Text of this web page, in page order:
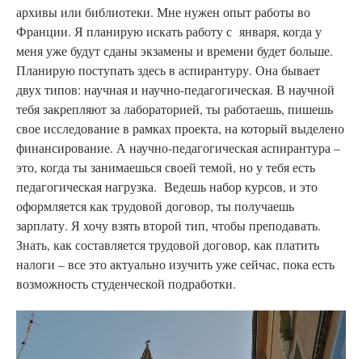
архивы или библиотеки. Мне нужен опыт работы во
Франции. Я планирую искать работу с января, когда у
меня уже будут сданы экзамены и времени будет больше.
Планирую поступать здесь в аспирантуру. Она бывает
двух типов: научная и научно-педагогическая. В научной
тебя закрепляют за лабораторией, ты работаешь, пишешь
свое исследование в рамках проекта, на который выделено
финансирование. А научно-педагогическая аспирантура –
это, когда ты занимаешься своей темой, но у тебя есть
педагогическая нагрузка. Ведешь набор курсов, и это
оформляется как трудовой договор, ты получаешь
зарплату. Я хочу взять второй тип, чтобы преподавать.
Знать, как составляется трудовой договор, как платить
налоги – все это актуально изучить уже сейчас, пока есть
возможность студенческой подработки.